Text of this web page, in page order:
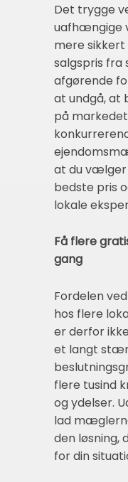
Det trygge
uafhængige
mere
salgspris fra
afgørende
at undgå, at
på
at du vælger
bedste pris
lokale
Få flere
gang
Fordelen
hos flere
er derfor
et langt
flere tusind
og ydelser.
lad
den løsning,
for din